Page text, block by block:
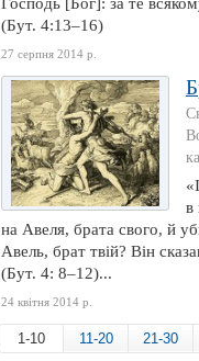
(Бут. 4:13–16)
27 серпня 2014 р.
в
на Авеля, брата свого, й
Авель, брат твій? Він
(Бут. 4: 8–12)...
24 квітня 2014 р.
1-10 11-20 21-30